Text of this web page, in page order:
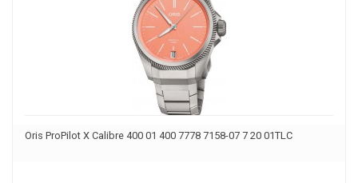
Oris ProPilot X Calibre 400 01 400 7778 7158-07 7 20 01TLC